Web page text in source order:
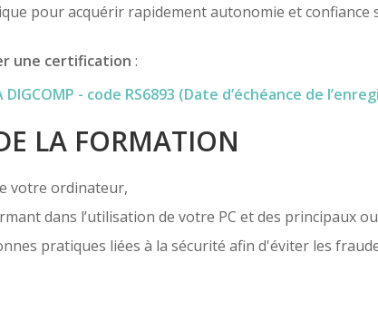
pour acquérir rapidement autonomie et confiance
une certification :
DIGCOMP - code RS6893 (Date d’échéance de
LA FORMATION
votre ordinateur,
dans l’utilisation de votre PC et des principaux
pratiques liées à la sécurité afin d'éviter les